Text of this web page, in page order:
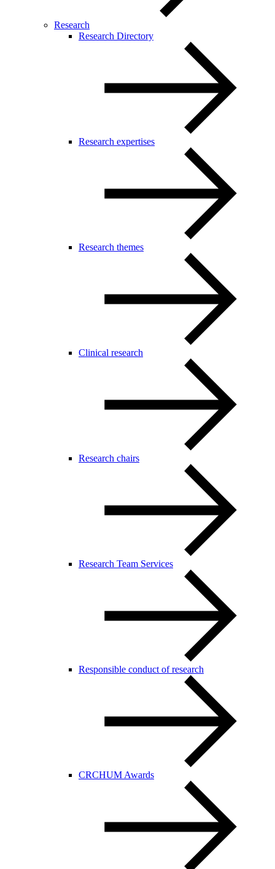
Research
Research Directory
Research expertises
Research themes
Clinical research
Research chairs
Research Team Services
Responsible conduct of research
CRCHUM Awards